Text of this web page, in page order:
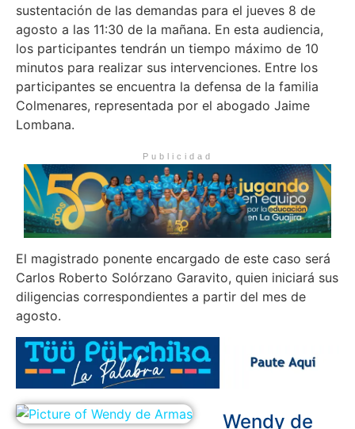
sustentación de las demandas para el jueves 8 de
agosto a las 11:30 de la mañana. En esta audiencia,
los participantes tendrán un tiempo máximo de 10
minutos para realizar sus intervenciones. Entre los
participantes se encuentra la defensa de la familia
Colmenares, representada por el abogado Jaime
Lombana.
Publicidad
El magistrado ponente encargado de este caso será
Carlos Roberto Solórzano Garavito, quien iniciará sus
diligencias correspondientes a partir del mes de
agosto.
Wendy de